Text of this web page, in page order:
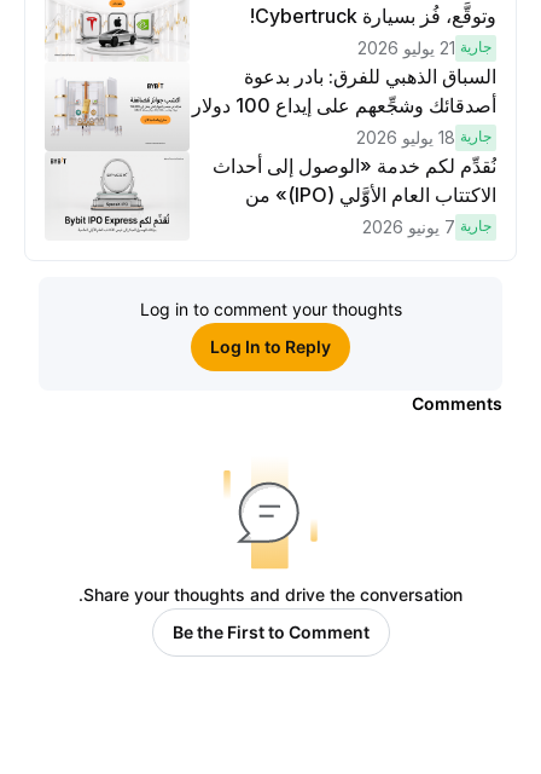
وتوقَّع، فُز بسيارة Cybertruck!
جارية 21 يوليو 2026
السباق الذهبي للفرق: بادر بدعوة
أصدقائك وشجِّعهم على إيداع 100 دولار
لكسَب مكافآت مُضاعَفة
جارية 18 يوليو 2026
نُقدِّم لكم خدمة «الوصول إلى أحداث
الاكتتاب العام الأوَّلي (IPO)» من
Bybit، بوابتك للوصول المبكر إلى فرص
جارية 7 يونيو 2026
Log in to comment your thoughts
Log In to Reply
Comments
Share your thoughts and drive the conversation.
Be the First to Comment